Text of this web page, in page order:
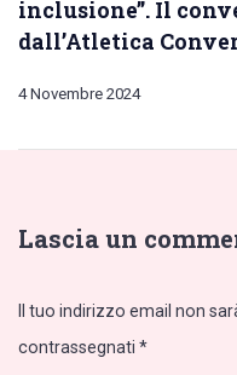
inclusione”. Il
dall’Atletica
4 Novembre 2024
Lascia un
Il tuo indirizzo email non
contrassegnati *